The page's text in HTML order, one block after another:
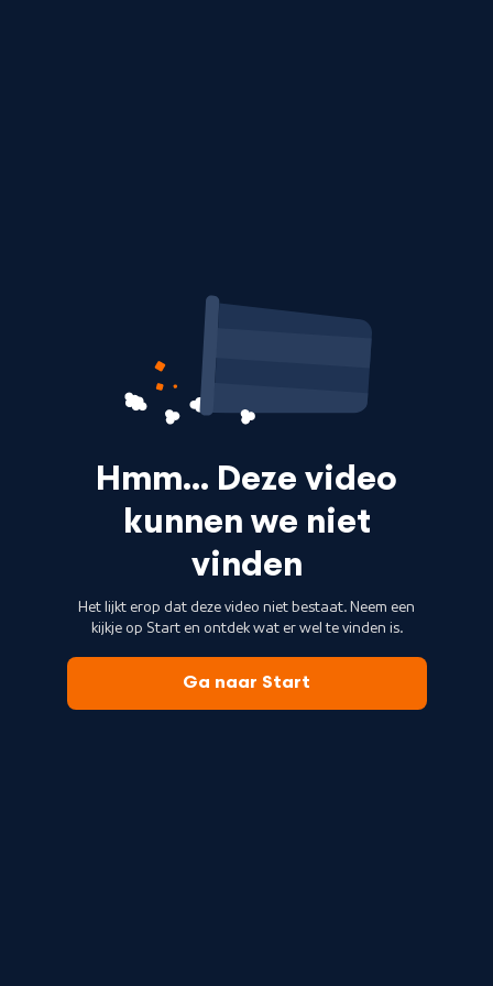
Hmm… Deze video
kunnen we niet
vinden
Het lijkt erop dat deze video niet bestaat. Neem een
kijkje op Start en ontdek wat er wel te vinden is.
Ga naar Start